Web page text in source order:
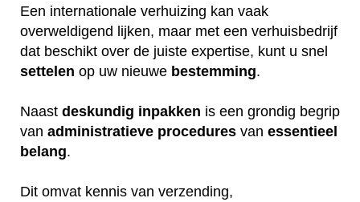
Een internationale verhuizing kan vaak
overweldigend lijken, maar met een verhuisbedrijf
dat beschikt over de juiste expertise, kunt u snel
settelen op uw nieuwe bestemming.
Naast deskundig inpakken is een grondig begrip
van administratieve procedures van essentieel
belang.
Dit omvat kennis van verzending,